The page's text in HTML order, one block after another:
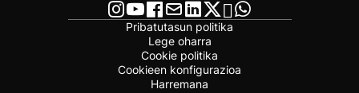
Pribatutasun politika
Lege oharra
Cookie politika
Cookieen konfigurazioa
Harremana